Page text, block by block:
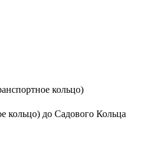
кольцо)
кольцо) до Садового Кольца